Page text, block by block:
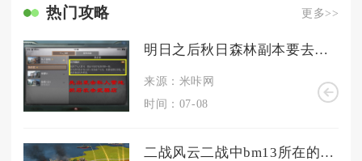
热门攻略 更多>>
明日之后秋日森林副本要去哪儿击败
来源：米咔网
时间：07-08
二战风云二战中bm13所在的位置是哪个